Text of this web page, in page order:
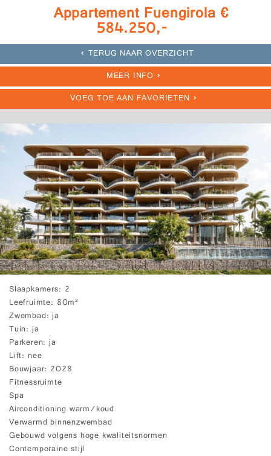
Appartement Fuengirola €
584.250,-
TERUG NAAR OVERZICHT
MEER INFO
VOEG TOE AAN FAVORIETEN
Slaapkamers 2
Leefruimte 80m²
Zwembad ja
Tuin ja
Parkeren ja
Lift nee
Bouwjaar 2028
Fitnessruimte
Spa
Airconditioning warm/koud
Verwarmd binnenzwembad
Gebouwd volgens hoge kwaliteitsnormen
Contemporaine stijl